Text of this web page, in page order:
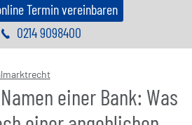
Termin vereinbaren
0214 9098400
einer Bank: Was